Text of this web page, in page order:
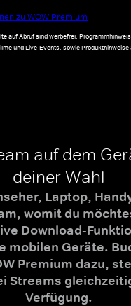
zu WOW Premium
auf Abruf sind werbefrei.
und Live-Events, sowie Produkthinweise
auf dem
deiner Wahl
Laptop,
womit du
Download-
mobilen Geräte.
Premium dazu,
Streams
Verfügung.